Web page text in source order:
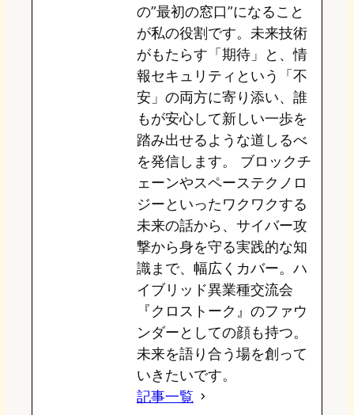
n
k
の”最初の窓口”になること
が私の役割です。未来技術
がもたらす「期待」と、情
報セキュリティという「不
安」の両方に寄り添い、誰
もが安心して新しい一歩を
踏み出せるような道しるべ
を発信します。 ブロックチ
ェーンやスペーステクノロ
ジーといったワクワクする
未来の話から、サイバー攻
撃から身を守る実践的な知
識まで、幅広くカバー。ハ
イブリッド異業種交流会
『クロストーク』のファウ
ンダーとしての顔も持つ。
未来を語り合う場を創って
いきたいです。
記事一覧